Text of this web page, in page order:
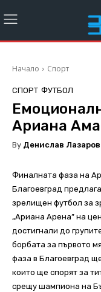
Начало Спорт
СПОРТ ФУТБОЛ
Ариана
By Денислав Лазаров
Финалната фаза на
Благоевград
зрелищен футбол за
„Ариана Арена” на
достигнали до
борбата за първото
фаза в Благоевград
които ще спорят за
срещу шампиона на